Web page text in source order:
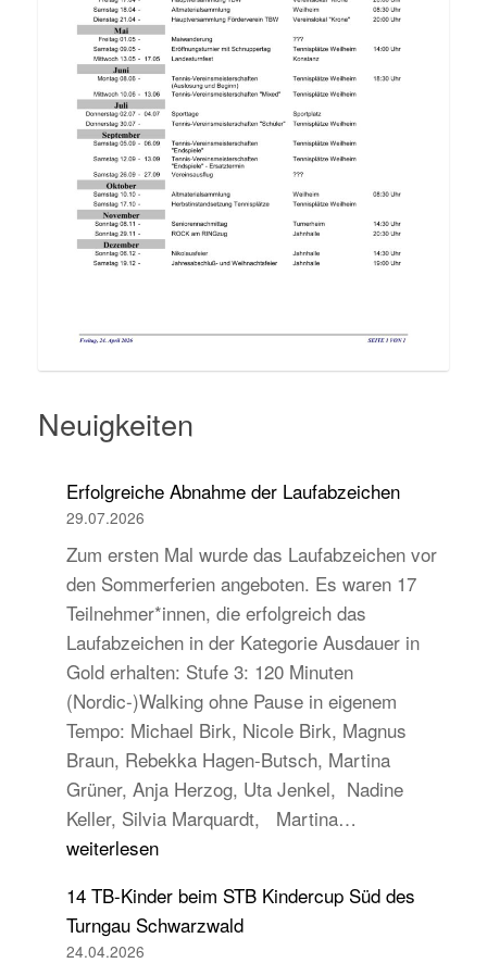
Neuigkeiten
Erfolgreiche Abnahme der Laufabzeichen
29.07.2026
Zum ersten Mal wurde das Laufabzeichen vor
den Sommerferien angeboten. Es waren 17
Teilnehmer*innen, die erfolgreich das
Laufabzeichen in der Kategorie Ausdauer in
Gold erhalten: Stufe 3: 120 Minuten
(Nordic-)Walking ohne Pause in eigenem
Tempo: Michael Birk, Nicole Birk, Magnus
Braun, Rebekka Hagen-Butsch, Martina
Grüner, Anja Herzog, Uta Jenkel, Nadine
Keller, Silvia Marquardt, Martina…
Laufabzeichen
weiterlesen
14 TB-Kinder beim STB Kindercup Süd des
Turngau Schwarzwald
24.04.2026